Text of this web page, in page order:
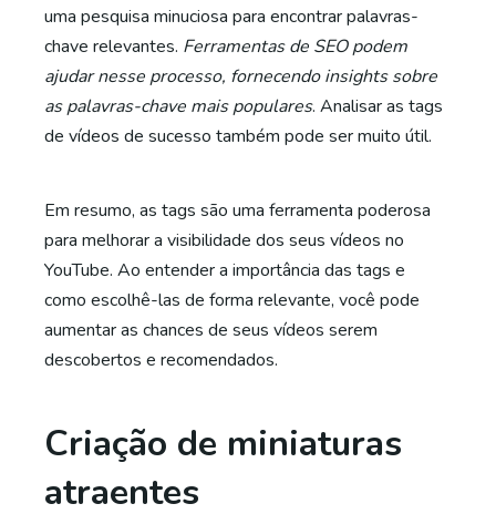
uma pesquisa minuciosa para encontrar palavras-
chave relevantes. Ferramentas de SEO podem
ajudar nesse processo, fornecendo insights sobre
as palavras-chave mais populares. Analisar as tags
de vídeos de sucesso também pode ser muito útil.
Em resumo, as tags são uma ferramenta poderosa
para melhorar a visibilidade dos seus vídeos no
YouTube. Ao entender a importância das tags e
como escolhê-las de forma relevante, você pode
aumentar as chances de seus vídeos serem
descobertos e recomendados.
Criação de miniaturas
atraentes